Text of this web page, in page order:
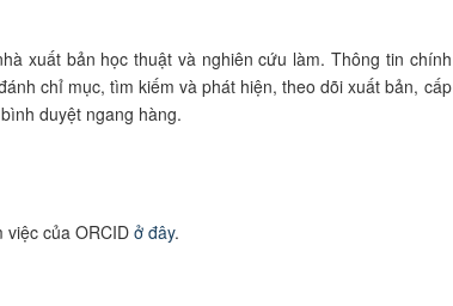
xuất bản học thuật và nghiên cứu làm. Thông tin chính
chỉ mục, tìm kiếm và phát hiện, theo dõi xuất bản, cấp
duyệt ngang hàng.
việc của ORCID ở đây.